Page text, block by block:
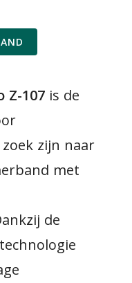
Z-107is de
zijn naar
met
de